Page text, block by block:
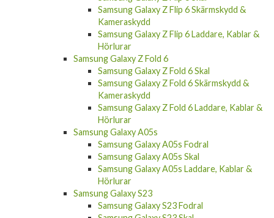
Samsung Galaxy Z Flip 6 Skärmskydd &
Kameraskydd
Samsung Galaxy Z Flip 6 Laddare, Kablar &
Hörlurar
Samsung Galaxy Z Fold 6
Samsung Galaxy Z Fold 6 Skal
Samsung Galaxy Z Fold 6 Skärmskydd &
Kameraskydd
Samsung Galaxy Z Fold 6 Laddare, Kablar &
Hörlurar
Samsung Galaxy A05s
Samsung Galaxy A05s Fodral
Samsung Galaxy A05s Skal
Samsung Galaxy A05s Laddare, Kablar &
Hörlurar
Samsung Galaxy S23
Samsung Galaxy S23 Fodral